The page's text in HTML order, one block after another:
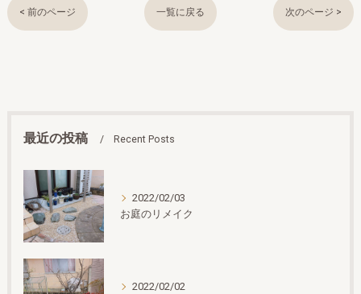
< 前のページ 一覧に戻る 次のページ >
最近の投稿 Recent Posts
2022/02/03
お庭のリメイク
2022/02/02